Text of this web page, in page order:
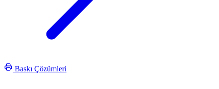
Baskı Çözümleri